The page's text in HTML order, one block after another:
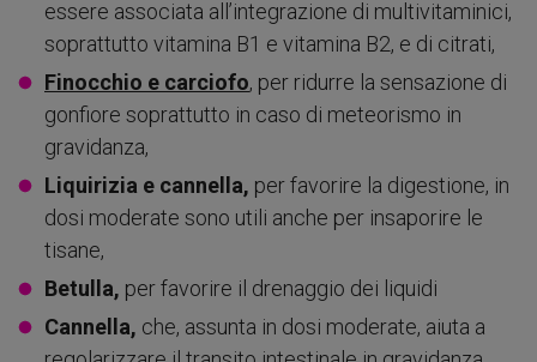
essere associata all’integrazione di multivitaminici,
soprattutto vitamina B1 e vitamina B2, e di citrati,
Finocchio e carciofo, per ridurre la sensazione di
gonfiore soprattutto in caso di meteorismo in
gravidanza,
Liquirizia e cannella, per favorire la digestione, in
dosi moderate sono utili anche per insaporire le
tisane,
Betulla, per favorire il drenaggio dei liquidi
Cannella, che, assunta in dosi moderate, aiuta a